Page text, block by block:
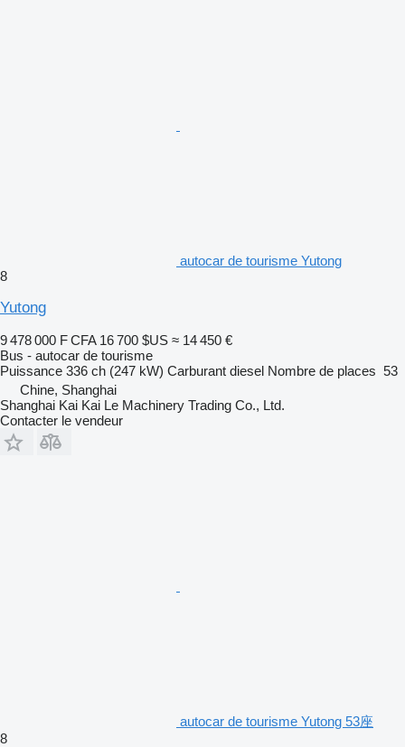
autocar de tourisme Yutong
8
Yutong
9 478 000 F CFA 16 700 $US ≈ 14 450 €
Bus - autocar de tourisme
Puissance 336 ch (247 kW) Carburant diesel Nombre de places 53
Chine, Shanghai
Shanghai Kai Kai Le Machinery Trading Co., Ltd.
Contacter le vendeur
autocar de tourisme Yutong 53座
8